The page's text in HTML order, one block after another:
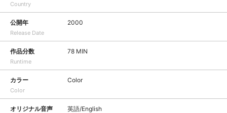
Country
公開年
Release Date
2000
作品分数
Runtime
78 MIN
カラー
Color
Color
オリジナル音声 英語/English